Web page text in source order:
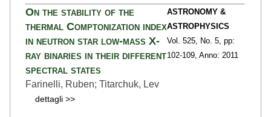
On the stability of the
thermal Comptonization index
in neutron star low-mass X-
ray binaries in their different
spectral states
Farinelli, Ruben; Titarchuk, Lev
dettagli >>
ASTRONOMY &
ASTROPHYSICS
Vol. 525,
No. 5, pp:
102-109, Anno: 2011